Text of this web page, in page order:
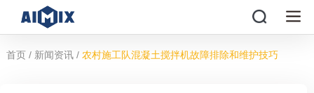
首页 / 新闻资讯 / 农村施工队混凝土搅拌机故障排除和维护技巧